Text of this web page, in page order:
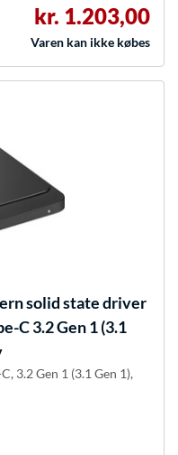
kr. 1.203,00
Varen kan ikke købes
solid state driver
C 3.2 Gen 1 (3.1
3.2 Gen 1 (3.1 Gen 1),